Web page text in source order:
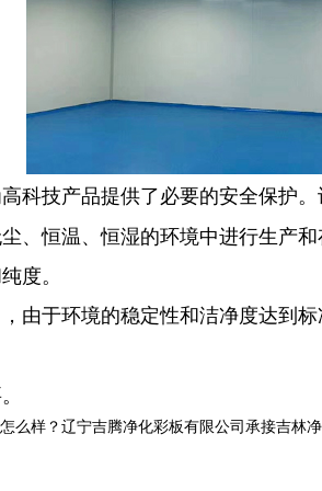
科技产品提供了必要的安全保护
、恒温、恒湿的环境中进行生产
度。
由于环境的稳定性和洁净度达到
么样？辽宁吉腾净化彩板有限公司承接吉